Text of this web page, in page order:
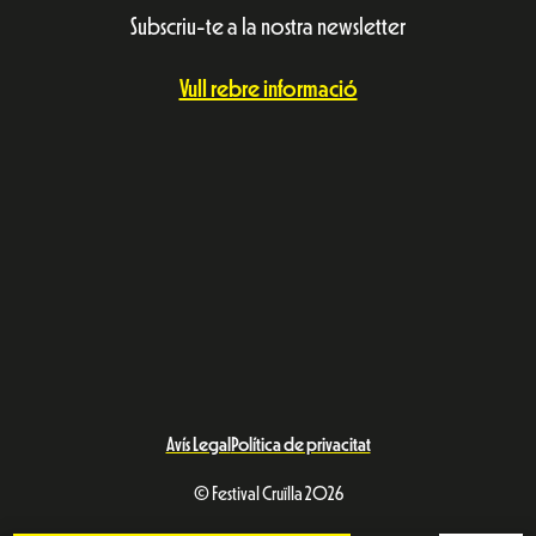
Subscriu-te a la nostra newsletter
Vull rebre informació
Avís Legal Política de privacitat
© Festival Cruïlla 2026